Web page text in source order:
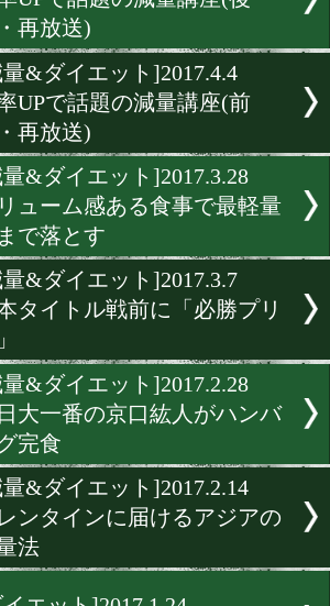
[スゴ痩せ]2017.5.15
後藤あゆみと決戦ダイエッ
[減量&ダイエット
勝率UPで話題の減量講座(
半・再放送)
[減量&ダイエット]2017.4.4
勝率UPで話題の減量講座(
半・再放送)
[減量&ダイエット
ボリューム感ある食事で最
級まで落とす
[減量&ダイエット]2017.3.7